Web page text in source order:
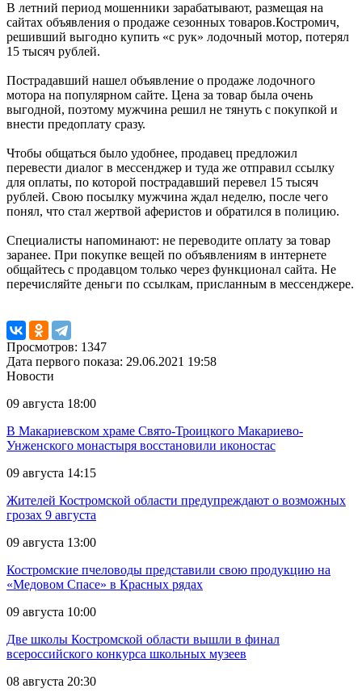
В летний период мошенники зарабатывают, размещая на
сайтах объявления о продаже сезонных товаров.Костромич,
решивший выгодно купить «с рук» лодочный мотор, потерял
15 тысяч рублей.
Пострадавший нашел объявление о продаже лодочного
мотора на популярном сайте. Цена за товар была очень
выгодной, поэтому мужчина решил не тянуть с покупкой и
внести предоплату сразу.
Чтобы общаться было удобнее, продавец предложил
перевести диалог в мессенджер и туда же отправил ссылку
для оплаты, по которой пострадавший перевел 15 тысяч
рублей. Свою посылку мужчина ждал неделю, после чего
понял, что стал жертвой аферистов и обратился в полицию.
Специалисты напоминают: не переводите оплату за товар
заранее. При покупке вещей по объявлениям в интернете
общайтесь с продавцом только через функционал сайта. Не
перечисляйте деньги по ссылкам, присланным в мессенджере.
Просмотров: 1347
Дата первого показа: 29.06.2021 19:58
Новости
09 августа 18:00
В Макариевском храме Свято-Троицкого Макариево-
Унженского монастыря восстановили иконостас
09 августа 14:15
Жителей Костромской области предупреждают о возможных
грозах 9 августа
09 августа 13:00
Костромские пчеловоды представили свою продукцию на
«Медовом Спасе» в Красных рядах
09 августа 10:00
Две школы Костромской области вышли в финал
всероссийского конкурса школьных музеев
08 августа 20:30